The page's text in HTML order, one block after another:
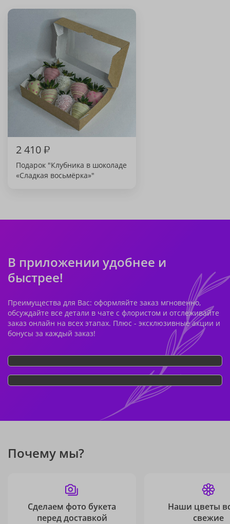
2 410₽
Подарок "Клубника в шоколаде
«Сладкая восьмёрка»"
В приложении удобнее и
быстрее!
Преимущества для Вас: оформляйте заказ мгновенно,
обсуждайте все детали в чате с флористом и отслеживайте
заказ онлайн на всех этапах. Плюс - эксклюзивные акции и
бонусы за каждый заказ!
Почему мы?
Сделаем фото букета
перед доставкой
Наши цветы
свежие